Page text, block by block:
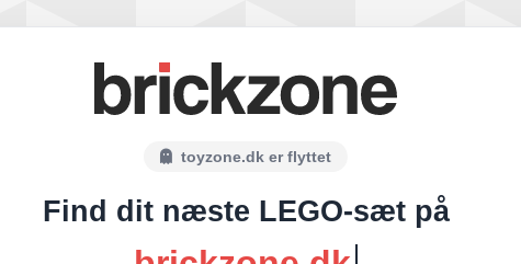
toyzone.dk er flyttet
Find dit næste LEGO-sæt på